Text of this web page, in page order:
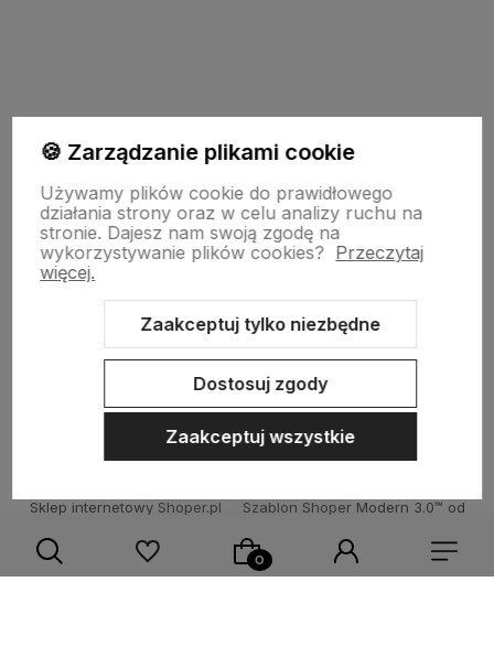
polityce prywatności
garden-lighting.pl
Obsługa klienta
Sklep internetowy Shoper.pl Szablon Shoper Modern 3.0™ od
🍪 Zarządzanie plikami cookie
Używamy plików cookie do prawidłowego
działania strony oraz w celu analizy ruchu na
stronie. Dajesz nam swoją zgodę na
wykorzystywanie plików cookies? Przeczytaj
więcej.
Zaakceptuj tylko niezbędne
Dostosuj zgody
Zaakceptuj wszystkie